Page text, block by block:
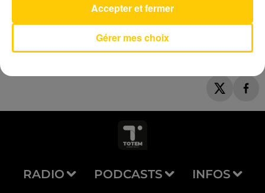
RADIO PODCASTS INFOS
Gérer mes choix
Accepter et fermer